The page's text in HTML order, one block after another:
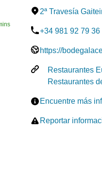
2ª Travesía
+34 981 92 79 36
https://
Restaurantes
Restaurantes
Encuentre más
Reportar